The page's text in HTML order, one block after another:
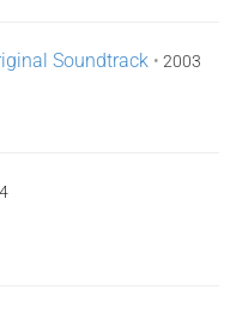
Soundtrack • 2003